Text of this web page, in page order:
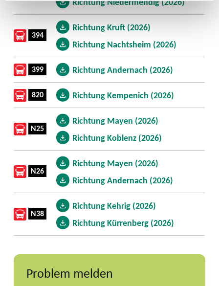
394
Richtung Kruft (2026)
Richtung Nachtsheim (2026)
399 Richtung Andernach (2026)
820 Richtung Kempenich (2026)
N25
Richtung Mayen (2026)
Richtung Koblenz (2026)
N26
Richtung Mayen (2026)
Richtung Andernach (2026)
N38
Richtung Kehrig (2026)
Richtung Kürrenberg (2026)
Problem melden